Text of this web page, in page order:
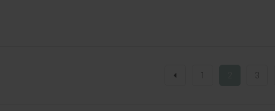
1 3